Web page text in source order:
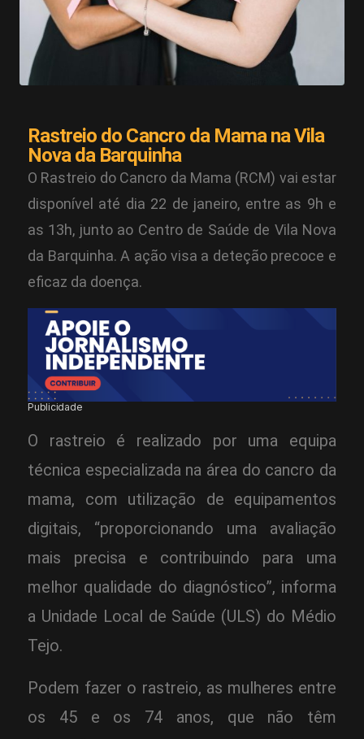
Rastreio do Cancro da Mama na Vila
Nova da Barquinha
O Rastreio do Cancro da Mama (RCM) vai estar
disponível até dia 22 de janeiro, entre as 9h e
as 13h, junto ao Centro de Saúde de Vila Nova
da Barquinha. A ação visa a deteção precoce e
eficaz da doença.
Publicidade
O rastreio é realizado por uma equipa
técnica especializada na área do cancro da
mama, com utilização de equipamentos
digitais, “proporcionando uma avaliação
mais precisa e contribuindo para uma
melhor qualidade do diagnóstico”, informa
a Unidade Local de Saúde (ULS) do Médio
Tejo.
Podem fazer o rastreio, as mulheres entre
os 45 e os 74 anos, que não têm